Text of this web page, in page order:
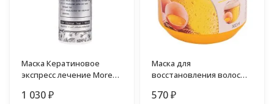
Маска Кератиновое
экспресс лечение More
1 030₽
Маска для
восстановления волос
500 мл
570₽